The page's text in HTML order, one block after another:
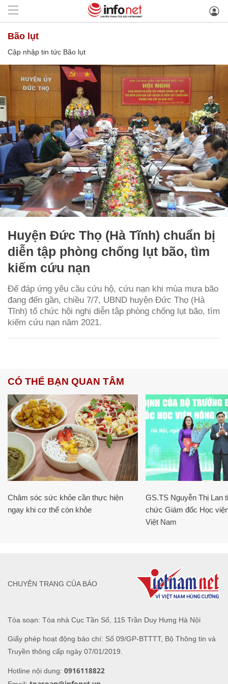
Bão lụt
Cập nhập tin tức Bão lụt
Huyện Đức Thọ (Hà Tĩnh) chuẩn bị
diễn tập phòng chống lụt bão, tìm
kiếm cứu nạn
Để đáp ứng yêu cầu cứu hộ, cứu nạn khi mùa mưa bão
đang đến gần, chiều 7/7, UBND huyện Đức Thọ (Hà
Tĩnh) tổ chức hội nghị diễn tập phòng chống lụt bão, tìm
kiếm cứu nạn năm 2021.
CÓ THỂ BẠN QUAN TÂM
Chăm sóc sức khỏe cần thực hiện
ngay khi cơ thể còn khỏe
GS.TS Nguyễn Thị Lan
chức Giám đốc Học
Việt Nam
Tòa soạn: Tòa nhà Cục Tần Số, 115 Trần Duy Hưng Hà Nội
Giấy phép hoạt động báo chí: Số 09/GP-BTTTT, Bộ Thông tin và
Truyền thông cấp ngày 07/01/2019.
Hotline nội dung: 0916118822
CHUYÊN TRANG CỦA BÁO